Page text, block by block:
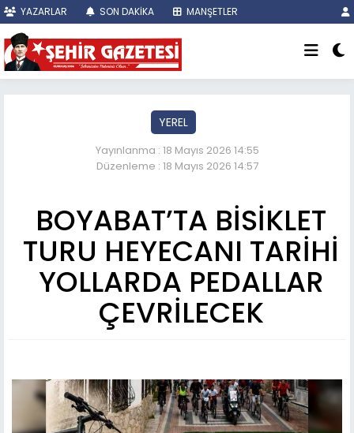
YAZARLAR SON DAKİKA MANŞETLER
YEREL
Yayınlanma : 18 Mayıs 2026 14:55
Düzenleme : 18 Mayıs 2026 14:57
BOYABAT’TA BİSİKLET
TURU HEYECANI TARİHİ
YOLLARDA PEDALLAR
ÇEVRİLECEK